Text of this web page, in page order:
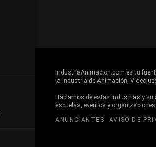
Buscar
IndustriaAnimacion.com es tu
la Industria de Animación,
Hablamos de estas industrias y su
escuelas, eventos y
ANUNCIANTES
AVISO DE